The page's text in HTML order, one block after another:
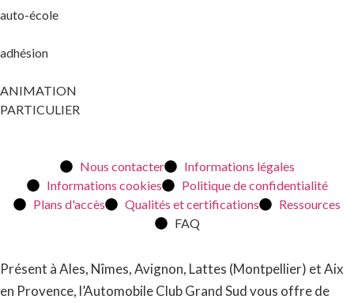
auto-école
adhésion
ANIMATION
PARTICULIER
Nous contacter
Informations légales
Informations cookies
Politique de confidentialité
Plans d'accès
Qualités et certifications
Ressources
FAQ
Présent à Ales, Nîmes, Avignon, Lattes (Montpellier) et Aix
en Provence, l’Automobile Club Grand Sud vous offre de